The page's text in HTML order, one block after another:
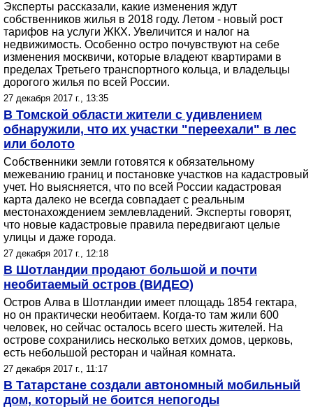
Эксперты рассказали, какие изменения ждут
собственников жилья в 2018 году. Летом - новый рост
тарифов на услуги ЖКХ. Увеличится и налог на
недвижимость. Особенно остро почувствуют на себе
изменения москвичи, которые владеют квартирами в
пределах Третьего транспортного кольца, и владельцы
дорогого жилья по всей России.
27 декабря 2017 г., 13:35
В Томской области жители с удивлением
обнаружили, что их участки "переехали" в лес
или болото
Собственники земли готовятся к обязательному
межеванию границ и постановке участков на кадастровый
учет. Но выясняется, что по всей России кадастровая
карта далеко не всегда совпадает с реальным
местонахождением землевладений. Эксперты говорят,
что новые кадастровые правила передвигают целые
улицы и даже города.
27 декабря 2017 г., 12:18
В Шотландии продают большой и почти
необитаемый остров (ВИДЕО)
Остров Алва в Шотландии имеет площадь 1854 гектара,
но он практически необитаем. Когда-то там жили 600
человек, но сейчас осталось всего шесть жителей. На
острове сохранились несколько ветхих домов, церковь,
есть небольшой ресторан и чайная комната.
27 декабря 2017 г., 11:17
В Татарстане создали автономный мобильный
дом, который не боится непогоды